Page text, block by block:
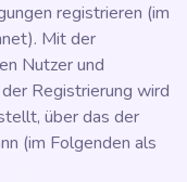
registrieren (im
Mit der
Nutzer und
Registrierung wird
über das der
(im Folgenden als